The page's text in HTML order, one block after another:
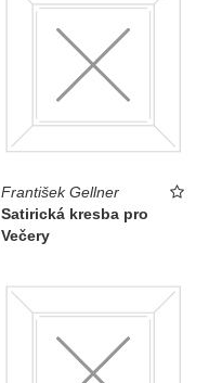
František Gellner
Satirická kresba pro
Večery